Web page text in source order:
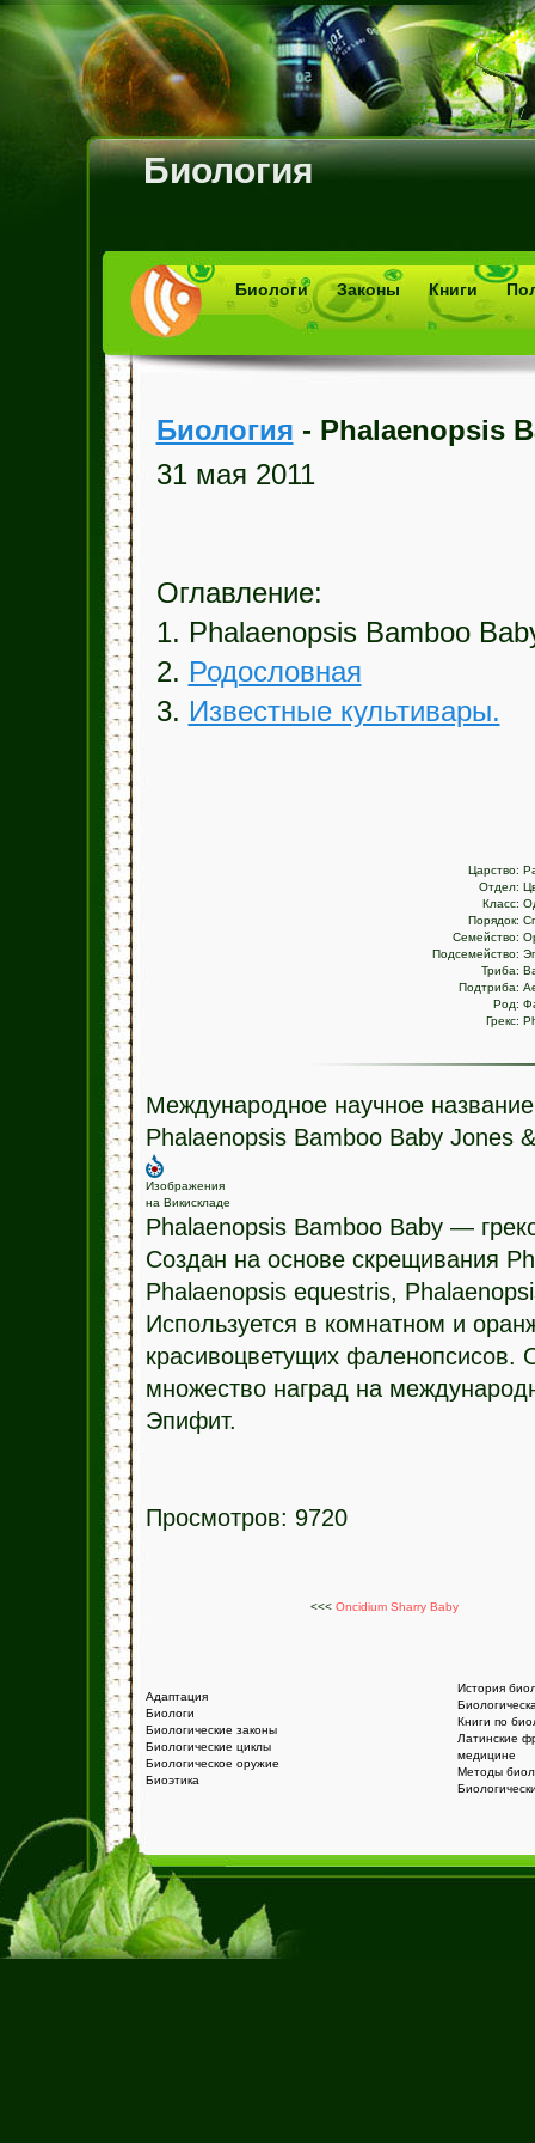
Биология
Биологи Законы Книги
Биология - Phalaenopsis
31 мая 2011
Оглавление:
1. Phalaenopsis Bamboo
2. Родословная
3. Известные культивары.
Царство:
Отдел:
Класс:
Порядок:
Семейство:
Подсемейство:
Триба:
Подтриба:
Род:
Грекс:
Международное научное название
Phalaenopsis Bamboo Baby Jones
Изображения
на Викискладе
Phalaenopsis Bamboo Baby —
Создан на основе скрещивания
Phalaenopsis equestris,
Используется в комнатном и
красивоцветущих фаленопсисов.
множество наград на
Эпифит.
Просмотров: 9720
<<< Oncidium Sharry Baby
Адаптация
Биологи
Биологические законы
Биологические циклы
Биологическое оружие
Биоэтика
История
Книги по
Латинские
медицине
Методы